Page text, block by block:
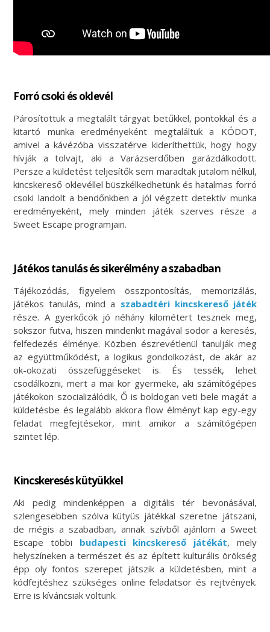
Forró csoki és oklevél
Párosítottuk a megtalált tárgyat betűkkel, pontokkal és a
kitartó munka eredményeként megtaláltuk a KÓDOT,
amivel a kávézóba visszatérve kideríthettük, hogy hogy
hívják a tolvajt, aki a Varázserdőben garázdálkodott.
Persze a küldetést teljesítők sem maradtak jutalom nélkül,
kincskereső oklevéllel büszkélkedhetünk és hatalmas forró
csoki landolt a bendőnkben a jól végzett detektív munka
eredményeként, mely minden játék szerves része a
Sweet Escape programjain.
Játékos tanulás és sikerélmény a szabadban
Tájékozódás, figyelem összpontosítás, memorizálás,
játékos tanulás, mind a szabadtéri kincskereső játék
része. A gyerkőcök jó néhány kilométert tesznek meg,
sokszor futva, hiszen mindenkit magával sodor a keresés,
felfedezés élménye. Közben észrevétlenül tanulják meg
az együttműködést, a logikus gondolkozást, de akár az
ok-okozati összefüggéseket is. És tessék, lehet
csodálkozni, mert a mai kor gyermeke, aki számítógépes
játékokon szocializálódik, Ő is boldogan veti bele magát a
küldetésbe és legalább akkora flow élményt kap egy-egy
feladat megfejtésekor, mint amikor a számítógépen
szintet lép.
Kincskeresés kütyükkel
Aki pedig mindenképpen a digitális tér bevonásával,
szlengesebben szólva kütyüs játékkal szeretne játszani,
de mégis a szabadban, annak szívből ajánlom a Sweet
Escape többi budapesti kincskereső játékát, mely
helyszíneken a természet és az épített kulturális örökség
épp oly fontos szerepet játszik a küldetésben, mint a
kódfejtéshez szükséges online feladatsor és rejtvények.
Erre is kíváncsiak voltunk.